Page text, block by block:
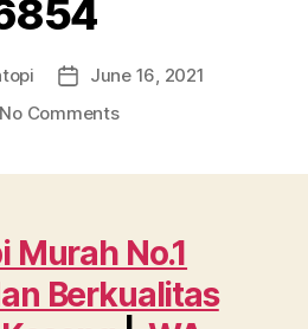
PostJune 16, 2021
No Commentson
Terpercaya
dan
Berkualitas
dekat
Murah No.1
Berkualitas